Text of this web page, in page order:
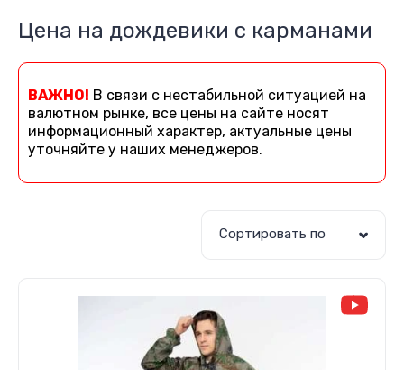
Цена на дождевики с карманами
ВАЖНО! В связи с нестабильной ситуацией на
валютном рынке, все цены на сайте носят
информационный характер, актуальные цены
уточняйте у наших менеджеров.
Сортировать по